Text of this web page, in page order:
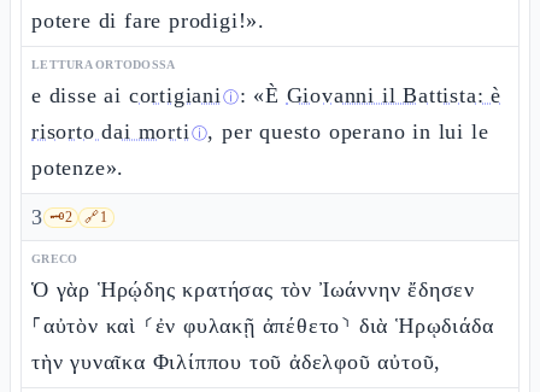
potere di fare prodigi!».
LETTURA ORTODOSSA
e disse ai cortigianiⓘ: «È Giovanni il Battista: è
risorto dai mortiⓘ, per questo operano in lui le
potenze».
3 🗝️2 🔗1
GRECO
Ὁ γὰρ Ἡρῴδης κρατήσας τὸν Ἰωάννην ἔδησεν
⸀αὐτὸν καὶ ⸂ἐν φυλακῇ ἀπέθετο⸃ διὰ Ἡρῳδιάδα
τὴν γυναῖκα Φιλίππου τοῦ ἀδελφοῦ αὐτοῦ,